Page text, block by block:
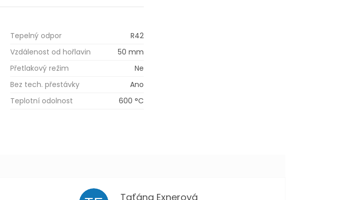
Tepelný odpor
R42
Vzdálenost od hořlavin
50 mm
Přetlakový režim
Ne
Bez tech. přestávky
Ano
Teplotní odolnost
600 °C
Taťána Exnerová